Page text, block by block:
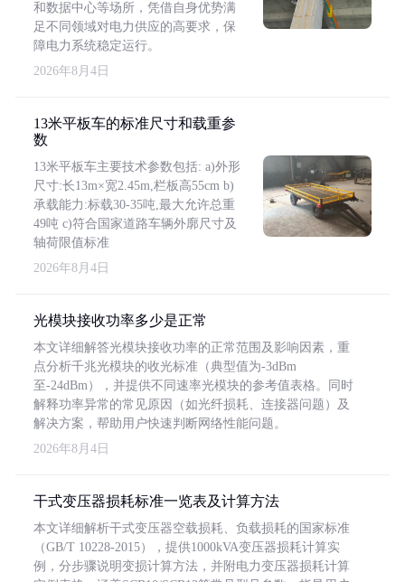
和数据中心等场所，凭借自身优势满
足不同领域对电力供应的高要求，保
障电力系统稳定运行。
2026年8月4日
13米平板车的标准尺寸和载重参
数
13米平板车主要技术参数包括: a)外形
尺寸:长13m×宽2.45m,栏板高55cm b)
承载能力:标载30-35吨,最大允许总重
49吨 c)符合国家道路车辆外廓尺寸及
轴荷限值标准
2026年8月4日
光模块接收功率多少是正常
本文详细解答光模块接收功率的正常范围及影响因素，重
点分析千兆光模块的收光标准（典型值为-3dBm
至-24dBm），并提供不同速率光模块的参考值表格。同时
解释功率异常的常见原因（如光纤损耗、连接器问题）及
解决方案，帮助用户快速判断网络性能问题。
2026年8月4日
干式变压器损耗标准一览表及计算方法
本文详细解析干式变压器空载损耗、负载损耗的国家标准
（GB/T 10228-2015），提供1000kVA变压器损耗计算实
例，分步骤说明变损计算方法，并附电力变压器损耗计算